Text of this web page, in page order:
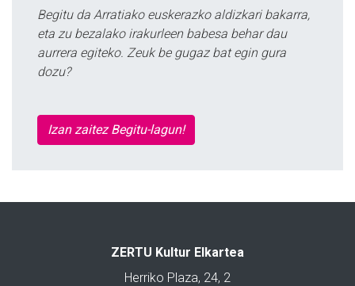
Begitu da Arratiako euskerazko aldizkari bakarra,
eta zu bezalako irakurleen babesa behar dau
aurrera egiteko. Zeuk be gugaz bat egin gura
dozu?
Izan zaitez Begitu-lagun!
ZERTU Kultur Elkartea
Herriko Plaza, 24, 2